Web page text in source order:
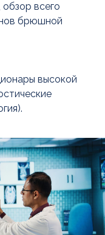
обзор всего
брюшной
высокой
с